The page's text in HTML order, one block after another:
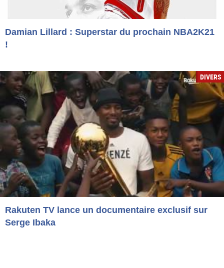
Damian Lillard : Superstar du prochain NBA2K21
!
DIVERS
Rakuten TV lance un documentaire exclusif sur
Serge Ibaka